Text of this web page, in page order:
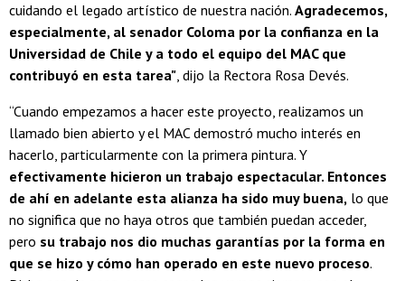
cuidando el legado artístico de nuestra nación. Agradecemos,
especialmente, al senador Coloma por la confianza en la
Universidad de Chile y a todo el equipo del MAC que
contribuyó en esta tarea", dijo la Rectora Rosa Devés.
“Cuando empezamos a hacer este proyecto, realizamos un
llamado bien abierto y el MAC demostró mucho interés en
hacerlo, particularmente con la primera pintura. Y
efectivamente hicieron un trabajo espectacular. Entonces
de ahí en adelante esta alianza ha sido muy buena, lo que
no significa que no haya otros que también puedan acceder,
pero su trabajo nos dio muchas garantías por la forma en
que se hizo y cómo han operado en este nuevo proceso.